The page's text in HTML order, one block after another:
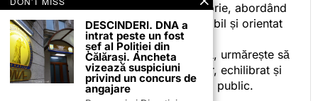
cotidian politic, sport și istorie, abordând
subiectele într-un stil accesibil și orientat
spre informare.
Prin activitatea sa editorială, urmărește să
ofere cititorilor conținut clar, echilibrat și
relevant, adaptat interesului public.
DESCINDERI. DNA a
intrat peste un fost
șef al Poliției din
Călărași. Ancheta
vizează suspiciuni
privind un concurs de
angajare